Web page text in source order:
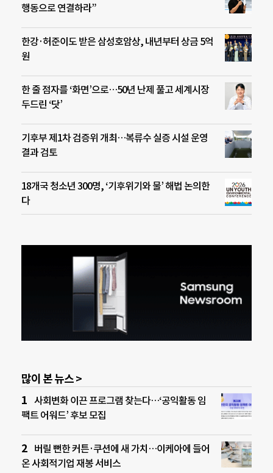
행동으로 연결하라”
한강·허준이도 받은 삼성호암상, 내년부터 상금 5억
원
한 줄 점자를 ‘화면’으로…50년 난제 풀고 세계시장
두드린 ‘닷’
기후부 제1차 검증위 개최…복류수 실증 시설 운영
결과 검토
18개국 청소년 300명, ‘기후위기와 물’ 해법 논의한
다
많이 본 뉴스 >
사회변화 이끈 프로그램 찾는다…‘공익활동 임
팩트 어워드’ 후보 모집
버릴 뻔한 커튼·쿠션에 새 가치…이케아에 들어
온 사회적기업 재봉 서비스